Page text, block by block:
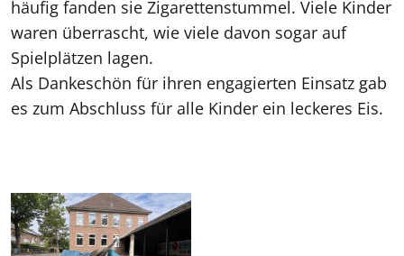
häufig fanden sie Zigarettenstummel. Viele Kinder
waren überrascht, wie viele davon sogar auf
Spielplätzen lagen.
Als Dankeschön für ihren engagierten Einsatz gab
es zum Abschluss für alle Kinder ein leckeres Eis.